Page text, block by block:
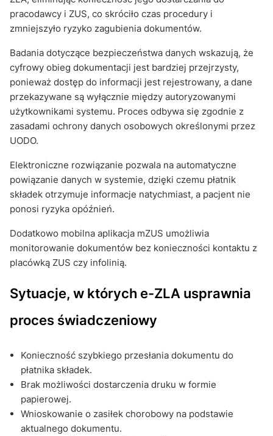
pracodawcy i ZUS, co skróciło czas procedury i
zmniejszyło ryzyko zagubienia dokumentów.
Badania dotyczące bezpieczeństwa danych wskazują, że
cyfrowy obieg dokumentacji jest bardziej przejrzysty,
ponieważ dostęp do informacji jest rejestrowany, a dane
przekazywane są wyłącznie między autoryzowanymi
użytkownikami systemu. Proces odbywa się zgodnie z
zasadami ochrony danych osobowych określonymi przez
UODO.
Elektroniczne rozwiązanie pozwala na automatyczne
powiązanie danych w systemie, dzięki czemu płatnik
składek otrzymuje informacje natychmiast, a pacjent nie
ponosi ryzyka opóźnień.
Dodatkowo mobilna aplikacja mZUS umożliwia
monitorowanie dokumentów bez konieczności kontaktu z
placówką ZUS czy infolinią.
Sytuacje, w których e-ZLA usprawnia
proces świadczeniowy
Konieczność szybkiego przesłania dokumentu do
płatnika składek.
Brak możliwości dostarczenia druku w formie
papierowej.
Wnioskowanie o zasiłek chorobowy na podstawie
aktualnego dokumentu.